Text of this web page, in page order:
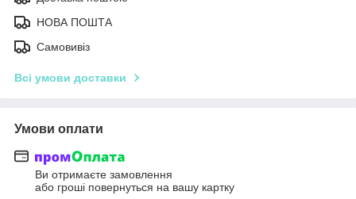
НОВА ПОШТА
Самовивіз
Всі умови доставки
Умови оплати
Ви отримаєте замовлення
або гроші повернуться на вашу картку